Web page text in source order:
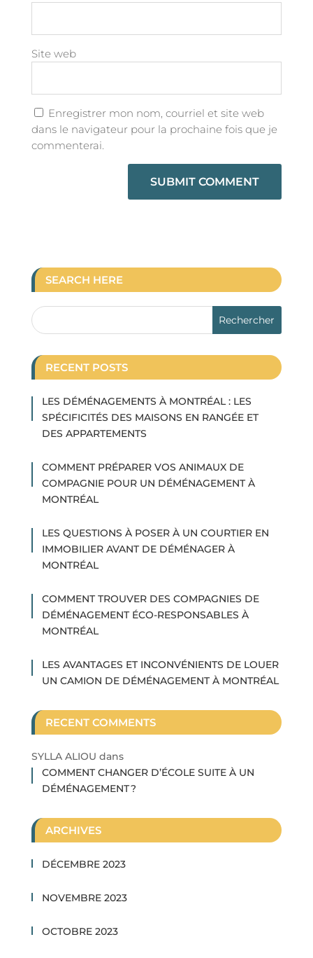
Site web
Enregistrer mon nom, courriel et site web
dans le navigateur pour la prochaine fois que je
commenterai.
SEARCH HERE
RECENT POSTS
LES DÉMÉNAGEMENTS À MONTRÉAL : LES
SPÉCIFICITÉS DES MAISONS EN RANGÉE ET
DES APPARTEMENTS
COMMENT PRÉPARER VOS ANIMAUX DE
COMPAGNIE POUR UN DÉMÉNAGEMENT À
MONTRÉAL
LES QUESTIONS À POSER À UN COURTIER EN
IMMOBILIER AVANT DE DÉMÉNAGER À
MONTRÉAL
COMMENT TROUVER DES COMPAGNIES DE
DÉMÉNAGEMENT ÉCO-RESPONSABLES À
MONTRÉAL
LES AVANTAGES ET INCONVÉNIENTS DE LOUER
UN CAMION DE DÉMÉNAGEMENT À MONTRÉAL
RECENT COMMENTS
SYLLA ALIOU dans
COMMENT CHANGER D’ÉCOLE SUITE À UN
DÉMÉNAGEMENT ?
ARCHIVES
DÉCEMBRE 2023
NOVEMBRE 2023
OCTOBRE 2023